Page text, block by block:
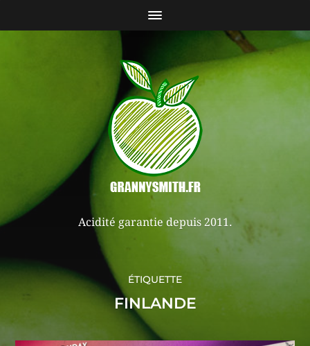
Acidité garantie depuis 2011.
ÉTIQUETTE
FINLANDE